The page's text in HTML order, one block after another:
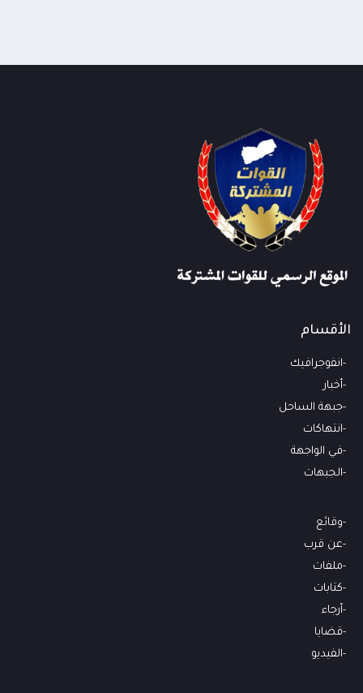
الأقسام
انفوجرافيك
أخبار
جبهة الساحل
انتهاكات
في الواجهة
الجبهات
وقائع
عن قرب
ملفات
كتابات
أرجاء
قضايا
الفيديو